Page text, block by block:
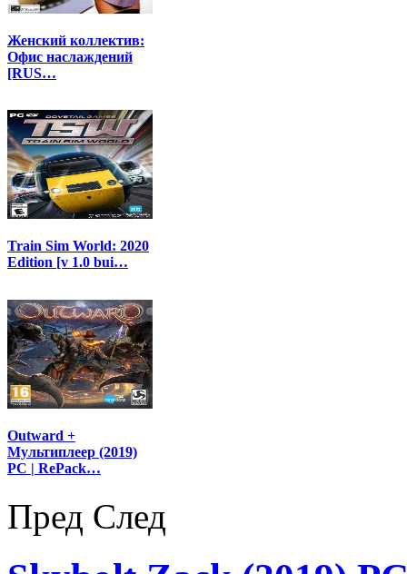
Женский коллектив:
Офис наслаждений
[RUS…
Train Sim World: 2020
Edition [v 1.0 bui…
Outward +
Мультиплеер (2019)
PC | RePack…
Пред След